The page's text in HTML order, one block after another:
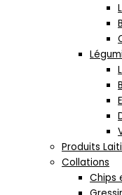
Produits
Collations
Chips